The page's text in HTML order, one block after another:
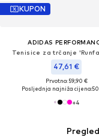
KUPON
ADIDAS
Tenisice za trčanje
47,61 €
Prvotno: 59,90 €
Posljednja najniža cijena:
+4